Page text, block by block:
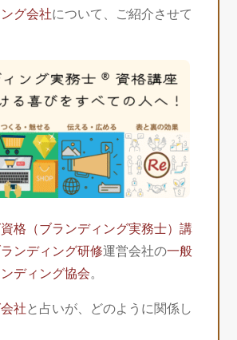
グ会社について、ご紹介させて
格（ブランディング実務士）講
ンディング研修運営会社の一般
ディング協会。
社と占いが、どのように関係し